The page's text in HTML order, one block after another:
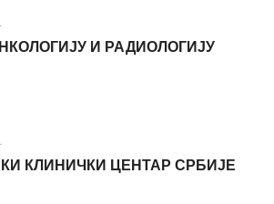
И РАДИОЛОГИЈУ
КЛИНИЧКИ ЦЕНТАР СРБИЈЕ